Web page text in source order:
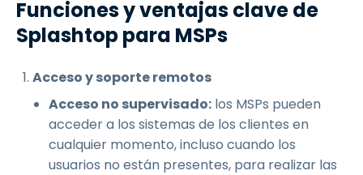
Funciones y ventajas clave de
Splashtop para MSPs
Acceso y soporte remotos
Acceso no supervisado: los MSPs pueden
acceder a los sistemas de los clientes en
cualquier momento, incluso cuando los
usuarios no están presentes, para realizar las